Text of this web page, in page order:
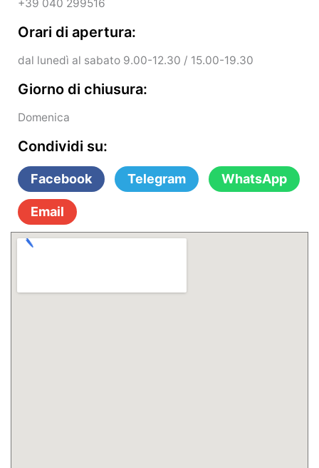
+39 040 299516
Orari di apertura:
dal lunedì al sabato 9.00-12.30 / 15.00-19.30
Giorno di chiusura:
Domenica
Condividi su:
Facebook Telegram WhatsApp
Email